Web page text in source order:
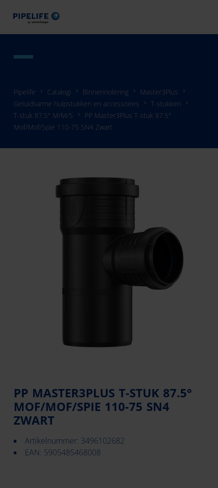
Pipelife Catalogi Binnenriolering
Master3Plus
Geluidsarme hulpstukken en accessoires
T-stukken
T-stuk 87.5° M/M/S
PP Master3Plus T-stuk 87.5°
Mof/Mof/Spie 110-75 SN4 Zwart
PP MASTER3PLUS T-STUK 87.5°
MOF/MOF/SPIE 110-75 SN4
ZWART
Artikelnummer: 3496102682
EAN: 5905485468008